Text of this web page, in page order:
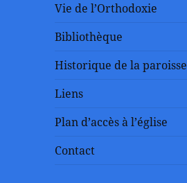
Vie de l’Orthodoxie
Bibliothèque
Historique de la paroisse
Liens
Plan d’accès à l’église
Contact